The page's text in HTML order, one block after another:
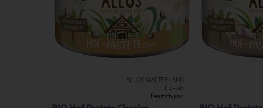
ALLOS WALTER LANG
EU-Bio
Deutschland